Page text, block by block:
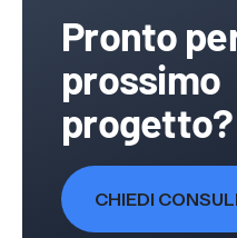
Pronto
prossimo
progetto?
CHIEDI